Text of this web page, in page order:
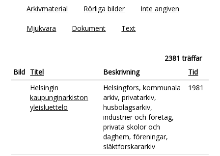
Arkivmaterial Rörliga bilder Inte angiven
Mjukvara Dokument Text
2381 träffar
Bild Titel Beskrivning
Tid
Helsingin
kaupunginarkiston
yleisluettelo
Helsingfors, kommunala
arkiv, privatarkiv,
husbolagsarkiv,
industrier och företag,
privata skolor och
daghem, föreningar,
släktforskararkiv
1981